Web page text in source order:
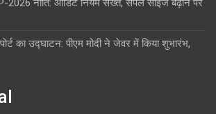
2026 नीति: ऑडिट नियम सख्त, सैंपल साइज बढ़ाने पर
का उद्घाटन: पीएम मोदी ने जेवर में किया शुभारंभ,